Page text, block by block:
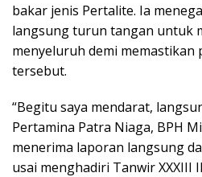
bakar jenis Pertalite. Ia
langsung turun tangan untuk
menyeluruh demi memastikan
tersebut.
“Begitu saya mendarat,
Pertamina Patra Niaga, BPH
menerima laporan langsung
usai menghadiri Tanwir XXXIII